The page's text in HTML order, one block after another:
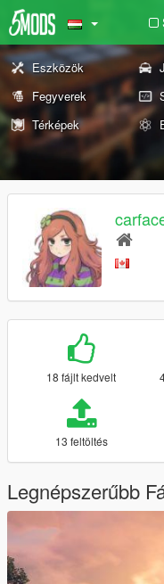
Eszközök
Fegyverek
Térképek
18 fájlt kedvelt
13 feltöltés
Legnépszerűbb